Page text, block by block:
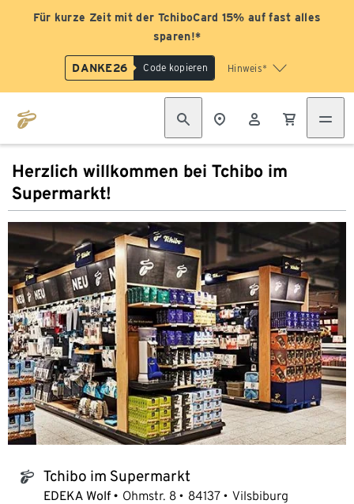
Für kurze Zeit mit der TchiboCard 15% auf fast alles
sparen!*
DANKE26 Code kopieren Hinweis*
Herzlich willkommen bei Tchibo im
Supermarkt!
tchibo_logo Tchibo im Supermarkt
EDEKA Wolf Ohmstr. 8 84137 Vilsbiburg